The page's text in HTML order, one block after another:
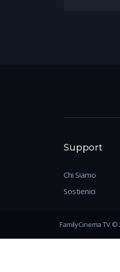
Support
Chi Siamo
Sostienici
FamilyCinema TV